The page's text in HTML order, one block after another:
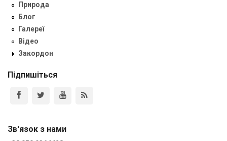
Природа
Блог
Галереї
Відео
Закордон
Підпишіться
Зв'язок з нами